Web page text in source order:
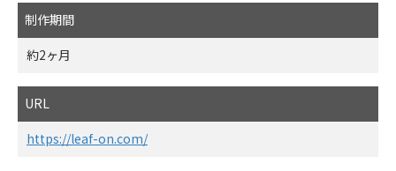
制作期間
約2ヶ月
URL
https://leaf-on.com/